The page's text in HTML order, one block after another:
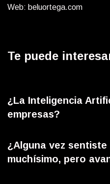
Web: beluortega.com
Te puede
¿La Inteligencia
empresas?
¿Alguna vez
muchísimo, pero